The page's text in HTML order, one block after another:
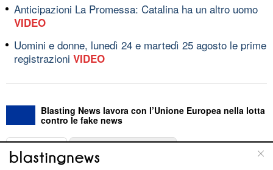
Anticipazioni La Promessa: Catalina ha un altro uomo
VIDEO
Uomini e donne, lunedì 24 e martedì 25 agosto le prime
registrazioni VIDEO
Blasting News lavora con l’Unione Europea nella lotta
contro le fake news
ABOUT